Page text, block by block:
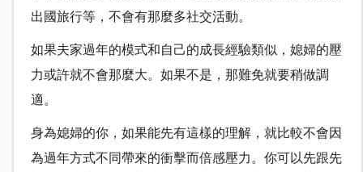
出國旅行等，不會有那麼多社交活動。
如果夫家過年的模式和自己的成長經驗類似，媳婦的壓
力或許就不會那麼大。如果不是，那難免就要稍做調
適。
身為媳婦的你，如果能先有這樣的理解，就比較不會因
為過年方式不同帶來的衝擊而倍感壓力。你可以先跟先